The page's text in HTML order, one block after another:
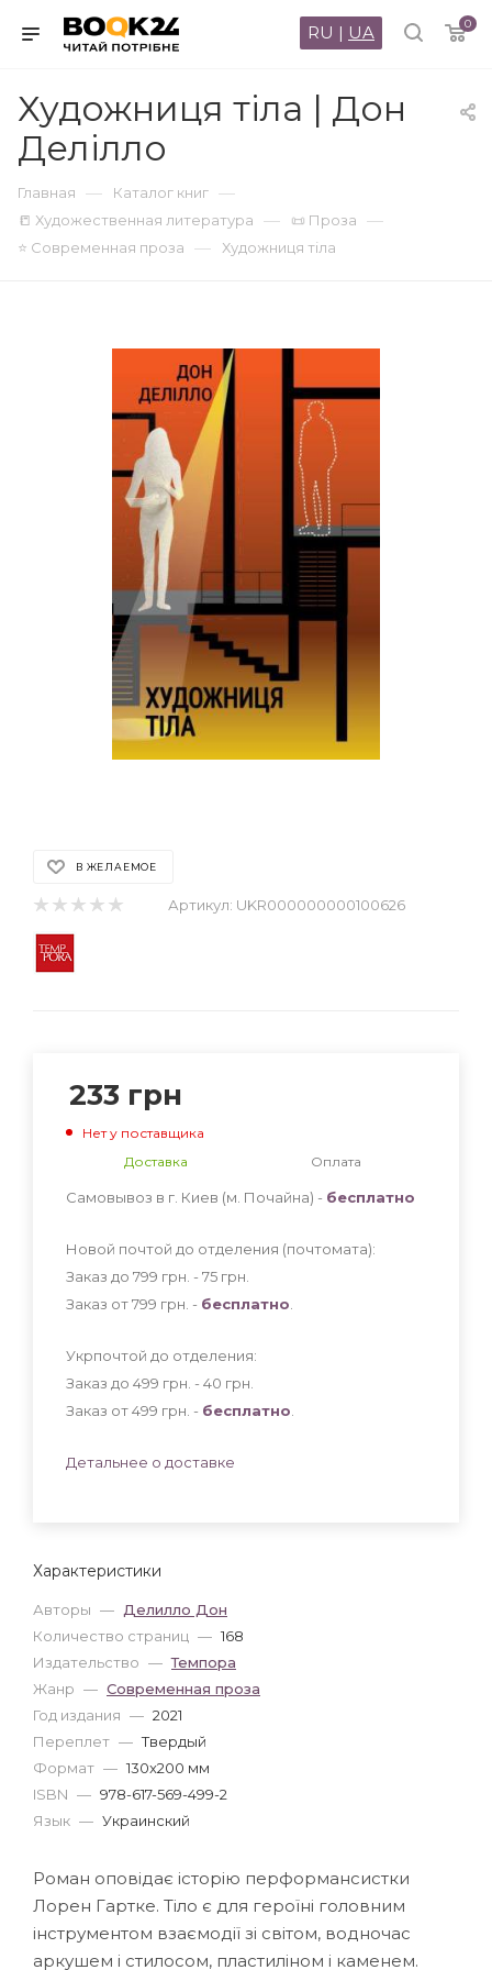
0
RU | UA
Художниця тіла | Дон
Делілло
Главная — Каталог книг —
📒 Художественная литература — 📜 Проза —
⭐ Современная проза — Художниця тіла
В ЖЕЛАЕМОЕ
Артикул: UKR000000000100626
Характеристики
Авторы — Делилло Дон
Количество страниц — 168
Издательство — Темпора
Жанр — Современная проза
Год издания — 2021
Переплет — Твердый
Формат — 130x200 мм
ISBN — 978-617-569-499-2
Язык — Украинский
233 грн
Нет у поставщика
Доставка
Оплата
Самовывоз в г. Киев (м. Почайна) - бесплатно
Новой почтой до отделения (почтомата):
Заказ до 799 грн. - 75 грн
Заказ от 799 грн. - бесплатно
Укрпочтой до отделения:
Заказ до 499 грн. - 40 грн
Заказ от 499 грн. - бесплатно
Детальнее о доставке
Роман оповідає історію перформансистки
Лорен Гартке. Тіло є для героїні головним
інструментом взаємодії зі світом, водночас
аркушем і стилосом, пластиліном і каменем.